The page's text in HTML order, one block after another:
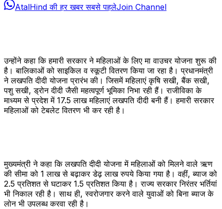
AtalHind की हर खबर सबसे पहलेJoin Channel
उन्होंने कहा कि हमारी सरकार ने महिलाओं के लिए मा वाउचर योजना शुरू की
है। बालिकाओं को साइकिल व स्कूटी वितरण किया जा रहा है। प्रधानमंत्री
ने लखपति दीदी योजना प्रारंभ की। जिसमें महिलाएं कृषि सखी, बैंक सखी,
पशु सखी, ड्रोन दीदी जैसी महत्वपूर्ण भूमिका निभा रही हैं। राजीविका के
माध्यम से प्रदेश में 17.5 लाख महिलाएं लखपति दीदी बनी हैं। हमारी सरकार
महिलाओं को टेबलेट वितरण भी कर रही है।
मुख्यमंत्री ने कहा कि लखपति दीदी योजना में महिलाओं को मिलने वाले ऋण
की सीमा को 1 लाख से बढ़ाकर डेढ़ लाख रुपये किया गया है। वहीं, ब्याज को
2.5 प्रतिशत से घटाकर 1.5 प्रतिशत किया है। राज्य सरकार निरंतर भर्तियां
भी निकाल रही है। साथ ही, स्वरोजगार करने वाले युवाओं को बिना ब्याज के
लोन भी उपलब्ध करवा रही है।